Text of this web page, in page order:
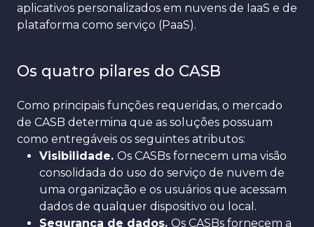
aplicativos personalizados em nuvens de IaaS e de
plataforma como serviço (PaaS).
Os quatro pilares do CASB
Como principais funções requeridas, o mercado
de CASB determina que as soluções possuam
como entregáveis os seguintes atributos:
Visibilidade. Os CASBs fornecem uma visão
consolidada do uso do serviço de nuvem de
uma organização e os usuários que acessam
dados de qualquer dispositivo ou local.
Segurança de dados. Os CASBs fornecem a